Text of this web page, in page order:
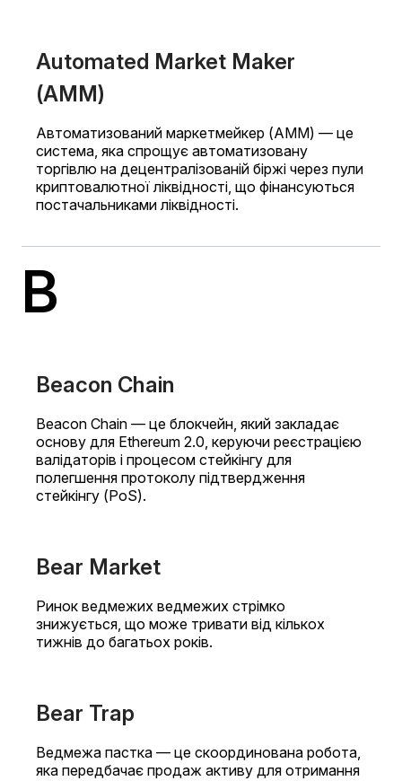
Automated Market Maker
(AMM)
Автоматизований маркетмейкер (AMM) — це
система, яка спрощує автоматизовану
торгівлю на децентралізованій біржі через пули
криптовалютної ліквідності, що фінансуються
постачальниками ліквідності.
B
Beacon Chain
Beacon Chain — це блокчейн, який закладає
основу для Ethereum 2.0, керуючи реєстрацією
валідаторів і процесом стейкінгу для
полегшення протоколу підтвердження
стейкінгу (PoS).
Bear Market
Ринок ведмежих ведмежих стрімко
знижується, що може тривати від кількох
тижнів до багатьох років.
Bear Trap
Ведмежа пастка — це скоординована робота,
яка передбачає продаж активу для отримання